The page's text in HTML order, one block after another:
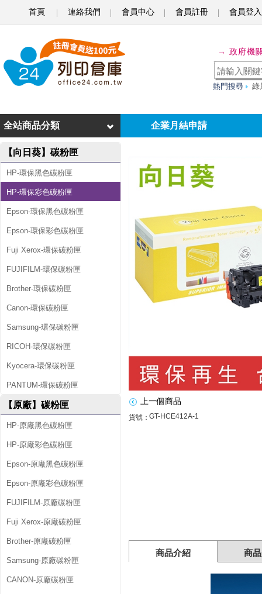
首頁 連絡我們 會員中心 會員註冊 會員登入
日
葵
o
r
H
P
C
E
4
1
2
A
3
0
5
A
黃
色
環
保
碳
粉
匣
→ 政府機
熱門搜尋 綠
企業月結申請
全站商品分類
【向日葵】碳粉匣
HP-環保黑色碳粉匣
HP-環保彩色碳粉匣
Epson-環保黑色碳粉匣
Epson-環保彩色碳粉匣
Fuji Xerox-環保碳粉匣
FUJIFILM-環保碳粉匣
Brother-環保碳粉匣
Canon-環保碳粉匣
Samsung-環保碳粉匣
RICOH-環保碳粉匣
Kyocera-環保碳粉匣
PANTUM-環保碳粉匣
【原廠】碳粉匣
HP-原廠黑色碳粉匣
HP-原廠彩色碳粉匣
Epson-原廠黑色碳粉匣
Epson-原廠彩色碳粉匣
FUJIFILM-原廠碳粉匣
Fuji Xerox-原廠碳粉匣
Brother-原廠碳粉匣
Samsung-原廠碳粉匣
CANON-原廠碳粉匣
上一個商品
貨號：GT-HCE412A-1
商品介紹 商